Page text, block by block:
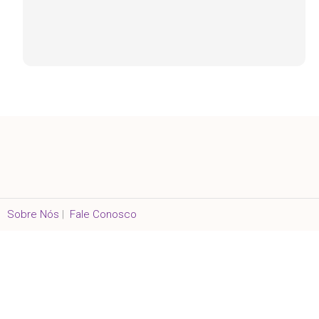
Sobre Nós | Fale Conosco